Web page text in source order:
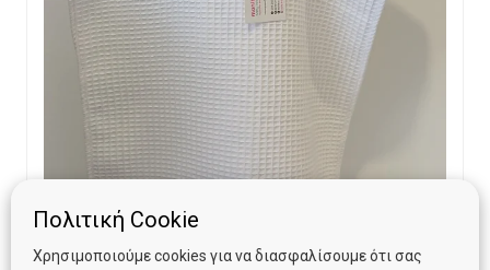
Πόντσο Manibus Meis Milk (18 μηνών- 3 ετών)
Πολιτική Cookie
Χρησιμοποιούμε cookies για να διασφαλίσουμε ότι σας